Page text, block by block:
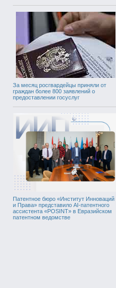
За месяц росгвардейцы приняли от
граждан более 800 заявлений о
предоставлении госуслуг
Патентное бюро «Институт Инноваций
и Права» представило AI-патентного
ассистента «POSINT» в Евразийском
патентном ведомстве